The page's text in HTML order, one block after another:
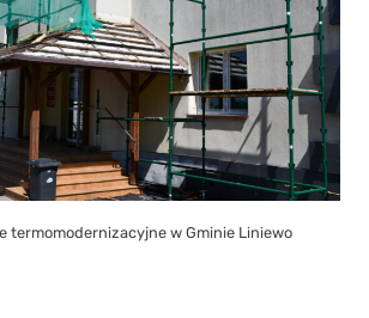
termomodernizacyjne w Gminie Liniewo